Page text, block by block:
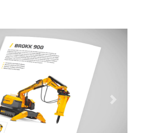
Next